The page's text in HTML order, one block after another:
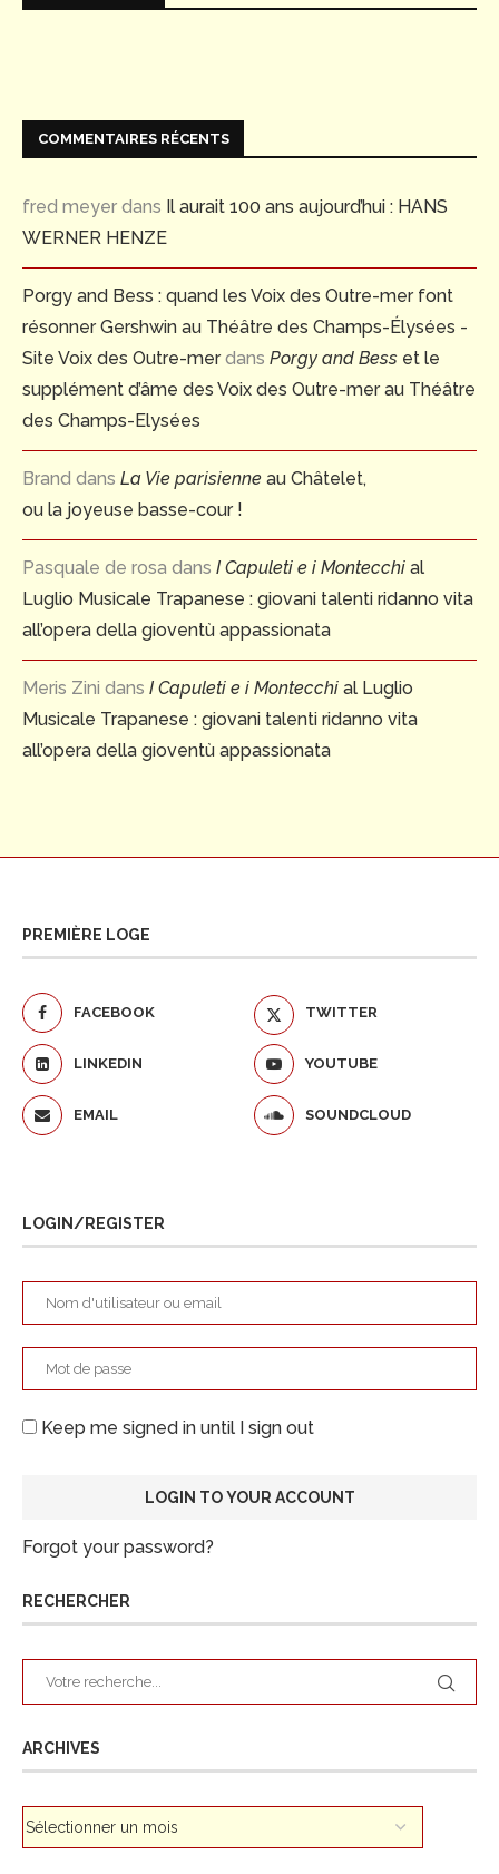
COMMENTAIRES RÉCENTS
fred meyer dans Il aurait 100 ans aujourd’hui : HANS
WERNER HENZE
Porgy and Bess : quand les Voix des Outre-mer font
résonner Gershwin au Théâtre des Champs-Élysées -
Site Voix des Outre-merdans Porgy and Bess et le
supplément d’âme des Voix des Outre-mer au Théâtre
des Champs-Elysées
Brand dans La Vie parisienne au Châtelet,
ou la joyeuse basse-cour !
Pasquale de rosa dans I Capuleti e i Montecchi al
Luglio Musicale Trapanese : giovani talenti ridanno vita
all’opera della gioventù appassionata
Meris Zini dans I Capuleti e i Montecchi al Luglio
Musicale Trapanese : giovani talenti ridanno vita
all’opera della gioventù appassionata
PREMIÈRE LOGE
FACEBOOK TWITTER
LINKEDIN YOUTUBE
EMAIL SOUNDCLOUD
LOGIN/REGISTER
Keep me signed in until I sign out
Forgot your password?
RECHERCHER
ARCHIVES